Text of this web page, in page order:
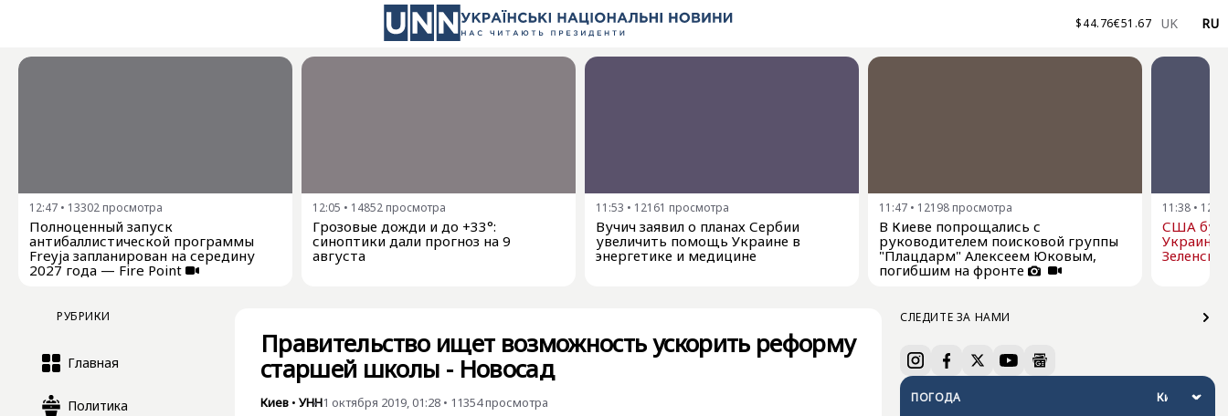
$44.76€51.67 UK RU
12:47 • 13302 просмотра
Полноценный запуск
антибаллистической программы
Freyja запланирован на середину
2027 года — Fire Point
12:05 • 14852 просмотра
Грозовые дожди и до +33°:
синоптики дали прогноз на 9
августа
11:53 • 12161 просмотра
Вучич заявил о планах Сербии
увеличить помощь Украине в
энергетике и медицине
11:47 • 12198 просмотра
В Киеве попрощались с
руководителем поисковой группы
"Плацдарм" Алексеем Юковым,
погибшим на фронте
11:38 •
США
Украине
РУБРИКИ
Главная
Политика
СЛЕДИТЕ ЗА НАМИ
ПОГОДА
Правительство ищет возможность ускорить реформу
старшей школы - Новосад
Киев • УНН1 октября 2019, 01:28 • 11354просмотра